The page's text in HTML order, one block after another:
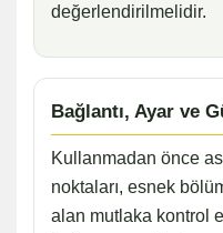
değerlendirilmelidir.
Bağlantı, Ayar ve
Kullanmadan önce
noktaları, esnek
alan mutlaka kontrol